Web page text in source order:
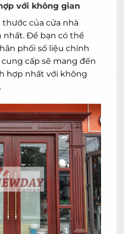
với không gian
thước của cửa nhà
nhất. Để bạn có thể
phối số liệu chính
cung cấp sẽ mang đến
hợp nhất với không